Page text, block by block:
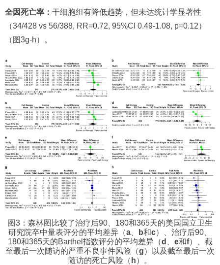
全因死亡率： 干细胞组有降低趋势，但未达统计学显著性
（34/428 vs 56/388, RR=0.72, 95%CI 0.49-1.08, p=0.12）
（图3g-h）。
图3：森林图比较了治疗后90、180和365天的美国国立卫生
研究院卒中量表评分的平均差异（a b和c）、治疗后90、
180和365天的Barthel指数评分的平均差异（d e和f）、截
至最后一次随访的严重不良事件风险（g）以及截至最后一次
随访的死亡风险（ h）。